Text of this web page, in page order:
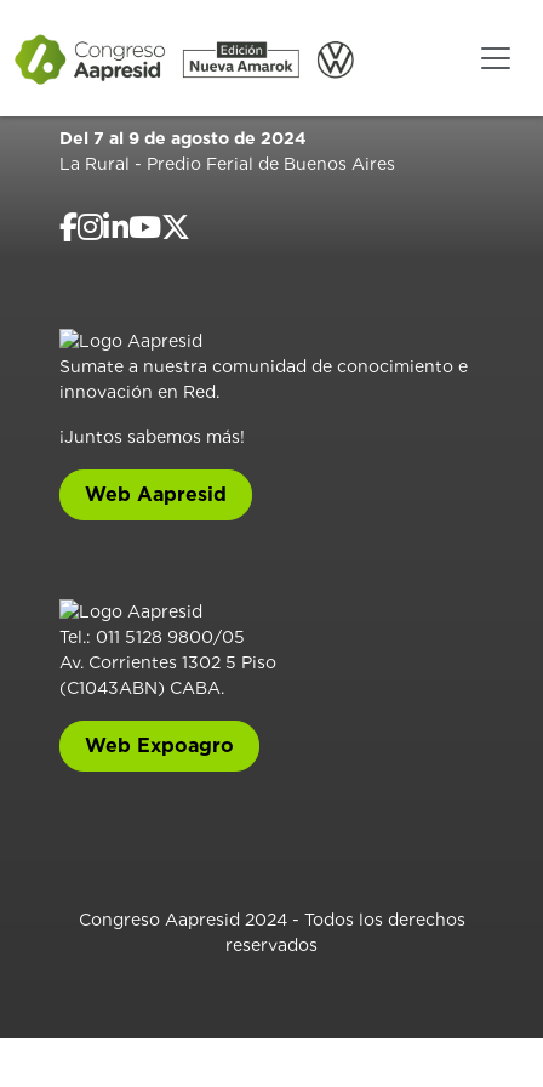
Del 7 al 9 de agosto de 2024
La Rural - Predio Ferial de Buenos Aires
Sumate a nuestra comunidad de conocimiento e
innovación en Red.
¡Juntos sabemos más!
Web Aapresid
Tel.: 011 5128 9800/05
Av. Corrientes 1302 5 Piso
(C1043ABN) CABA.
Web Expoagro
Congreso Aapresid 2024 - Todos los derechos
reservados